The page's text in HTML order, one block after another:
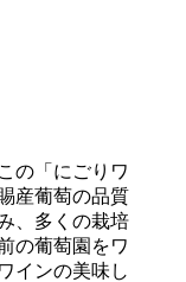
の「にごりワ
産葡萄の品質
、多くの栽培
の葡萄園をワ
インの美味し